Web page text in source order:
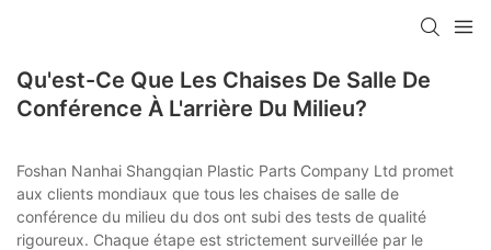
Qu'est-Ce Que Les Chaises De Salle De
Conférence À L'arrière Du Milieu?
Foshan Nanhai Shangqian Plastic Parts Company Ltd promet
aux clients mondiaux que tous les chaises de salle de
conférence du milieu du dos ont subi des tests de qualité
rigoureux. Chaque étape est strictement surveillée par le